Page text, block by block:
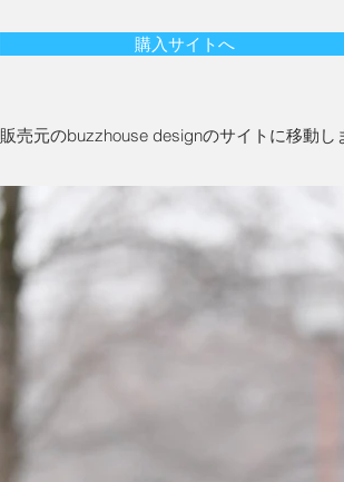
購入サイトへ
販売元のbuzzhouse designのサイトに移動し